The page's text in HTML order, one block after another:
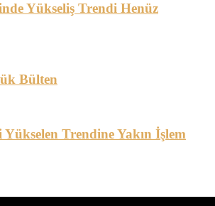
Yükseliş Trendi Henüz
Bülten
Trendine Yakın İşlem